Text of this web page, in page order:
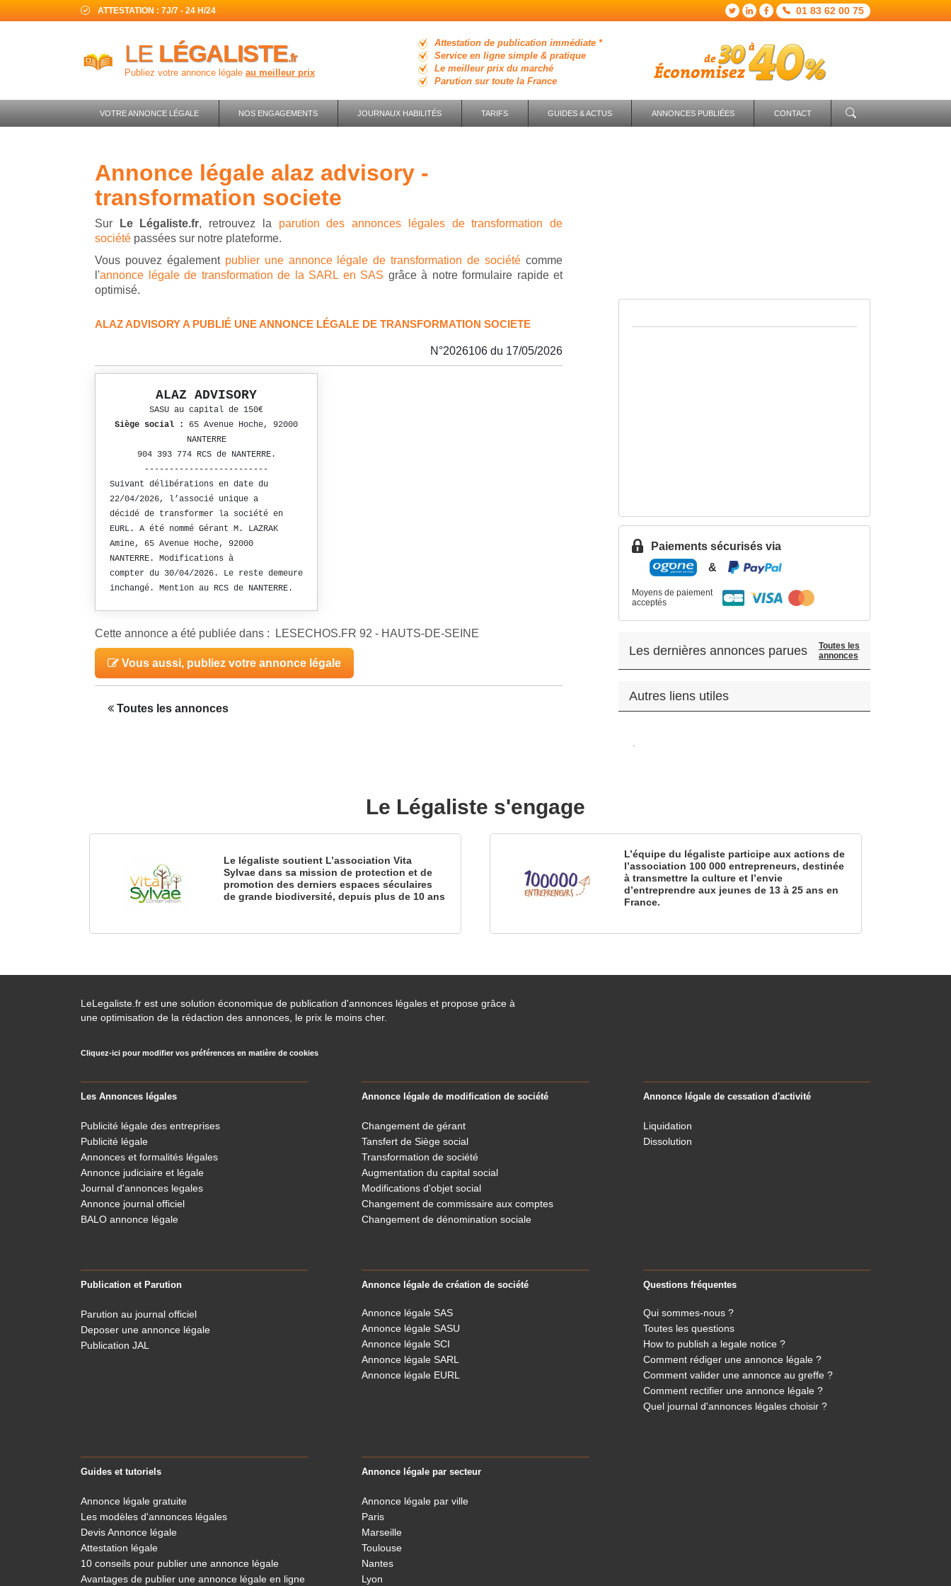
ATTESTATION : 7J/7 - 24 H/24 01 83 62 00 75
LE LÉGALISTE.fr
Publiez votre annonce légale au meilleur prix
Attestation de publication immédiate *
Service en ligne simple & pratique
Le meilleur prix du marché
Parution sur toute la France
VOTRE ANNONCE LÉGALE NOS ENGAGEMENTS JOURNAUX HABILITÉS TARIFS GUIDES & ACTUS ANNONCES PUBLIÉES CONTACT
annonce légale alaz advisory -
transformation societe
Sur Le Légaliste.fr, retrouvez la parution des annonces légales de transformation de
société passées sur notre plateforme.
Vous pouvez également publier une annonce légale de transformation de société comme
l'annonce légale de transformation de la SARL en SAS grâce à notre formulaire rapide et
optimisé.
ALAZ ADVISORY A PUBLIÉ UNE ANNONCE LÉGALE DE TRANSFORMATION SOCIETE
N°2026106 du 17/05/2026
ALAZ ADVISORY
SASU au capital de 150€
Siège social : 65 Avenue Hoche, 92000
NANTERRE
904 393 774 RCS de NANTERRE.
-------------------------
Suivant délibérations en date du
22/04/2026, l’associé unique a
décidé de transformer la société en
EURL. A été nommé Gérant M. LAZRAK
Amine, 65 Avenue Hoche, 92000
NANTERRE. Modifications à
compter du 30/04/2026. Le reste demeure
inchangé. Mention au RCS de NANTERRE.
Cette annonce a été publiée dans : LESECHOS.FR 92 - HAUTS-DE-SEINE
Vous aussi, publiez votre annonce légale
Toutes les annonces
Paiements sécurisés via
&
Moyens de paiement
acceptés
Les dernières annonces parues
Toutes les
annonces
Autres liens utiles
.
Le Légaliste s'engage
Le légaliste soutient L’association Vita
Sylvae dans sa mission de protection et de
promotion des derniers espaces séculaires
de grande biodiversité, depuis plus de 10 ans
L’équipe du légaliste participe aux actions de
l’association 100 000 entrepreneurs, destinée
à transmettre la culture et l’envie
d’entreprendre aux jeunes de 13 à 25 ans en
France.
LeLegaliste.fr est une solution économique de publication d'annonces légales et propose grâce à
une optimisation de la rédaction des annonces, le prix le moins cher.
Cliquez-ici pour modifier vos préférences en matière de cookies
Les Annonces légales
Publicité légale des entreprises
Publicité légale
Annonces et formalités légales
Annonce judiciaire et légale
Journal d'annonces legales
Annonce journal officiel
BALO annonce légale
Annonce légale de modification de société
Changement de gérant
Tansfert de Siège social
Transformation de société
Augmentation du capital social
Modifications d'objet social
Changement de commissaire aux comptes
Changement de dénomination sociale
Annonce légale de cessation d'activité
Liquidation
Dissolution
Publication et Parution
Parution au journal officiel
Deposer une annonce légale
Publication JAL
Annonce légale de création de société
Annonce légale SAS
Annonce légale SASU
Annonce légale SCI
Annonce légale SARL
Annonce légale EURL
Questions fréquentes
Qui sommes-nous ?
Toutes les questions
How to publish a legale notice ?
Comment rédiger une annonce légale ?
Comment valider une annonce au greffe ?
Comment rectifier une annonce légale ?
Quel journal d'annonces légales choisir ?
Guides et tutoriels
Annonce légale gratuite
Les modèles d'annonces légales
Devis Annonce légale
Attestation légale
10 conseils pour publier une annonce légale
Avantages de publier une annonce légale en ligne
Annonce légale par secteur
Annonce légale par ville
Paris
Marseille
Toulouse
Nantes
Lyon